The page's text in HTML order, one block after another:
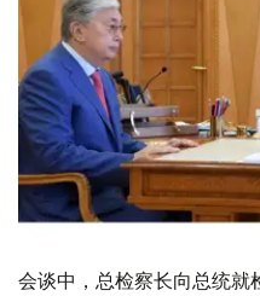
会谈中，总检察长向总统就